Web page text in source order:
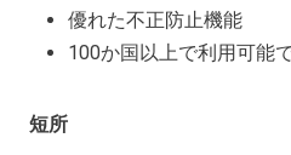
優れた不正防止機能
100か国以上で利用可能
短所